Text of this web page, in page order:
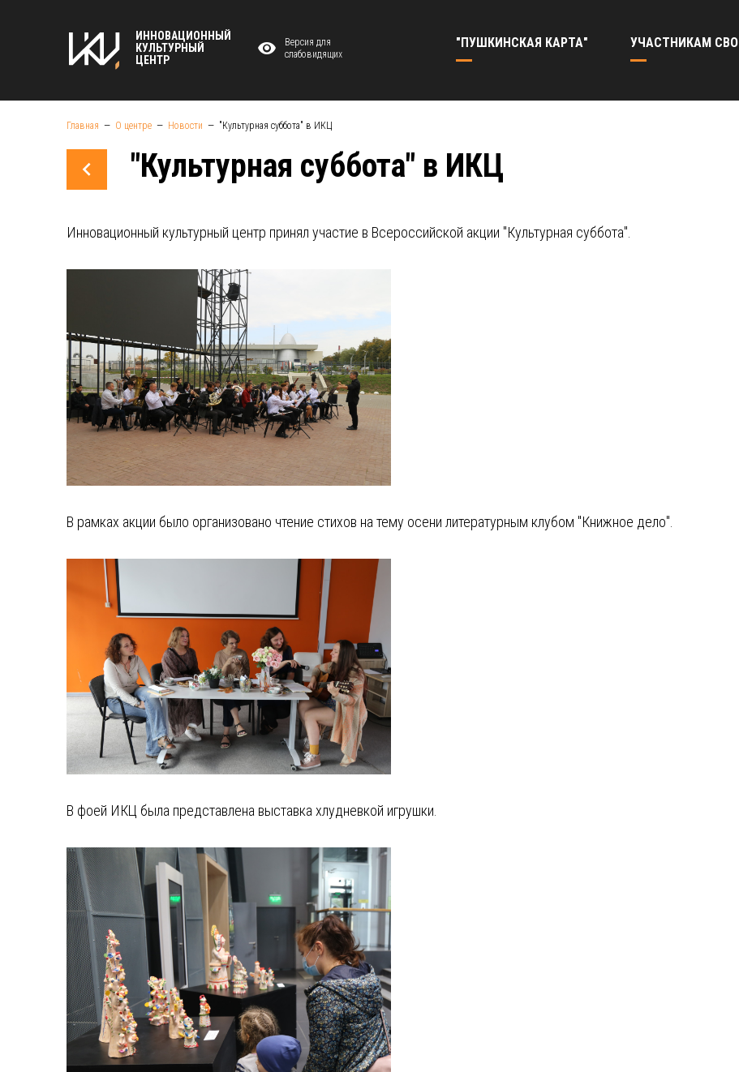
ИННОВАЦИОННЫЙ
КУЛЬТУРНЫЙ
ЦЕНТР
Версия для
слабовидящих
"ПУШКИНСКАЯ КАРТА" УЧАСТНИКАМ СВО
Главная О центре Новости "Культурная суббота" в ИКЦ
"Культурная суббота" в ИКЦ
Инновационный культурный центр принял участие в Всероссийской акции "Культурная суббота".
В рамках акции было организовано чтение стихов на тему осени литературным клубом "Книжное дело".
В фоей ИКЦ была представлена выставка хлудневкой игрушки.